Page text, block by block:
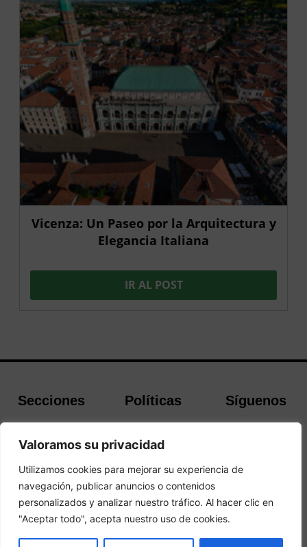
Valoramos su privacidad
Utilizamos cookies para mejorar su experiencia de
navegación, publicar anuncios o contenidos
personalizados y analizar nuestro tráfico. Al hacer clic en
"Aceptar todo", acepta nuestro uso de cookies.
Vicenza: Un Paseo por la Arquitectura y
Elegancia Italiana
IR AL POST
Secciones
Buscador de
Guías de Viajes
Políticas
cookies
Política de
Privacidad
Síguenos
© 2026Todos los derechos reservados.